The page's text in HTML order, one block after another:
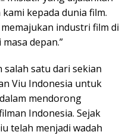
kepada dunia film.
industri film di
depan.”
salah satu dari sekian
Viu Indonesia untuk
mendorong
Indonesia. Sejak
telah menjadi wadah